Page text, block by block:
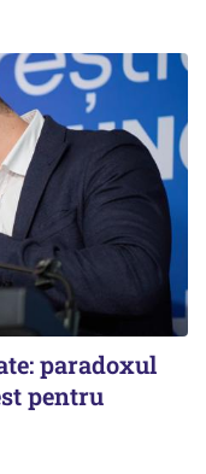
paradoxul
pentru